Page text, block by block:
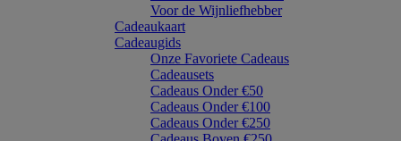
Voor de Wijnliefhebber
Cadeaukaart
Cadeaugids
Onze Favoriete Cadeaus
Cadeausets
Cadeaus Onder €50
Cadeaus Onder €100
Cadeaus Onder €250